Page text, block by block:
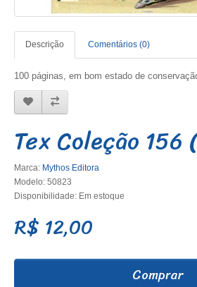
Descrição Comentários (0)
100 páginas, em bom estado de
Tex Coleção
Marca: Mythos Editora
Modelo: 50823
Disponibilidade: Em estoque
R$ 12,00
Comprar